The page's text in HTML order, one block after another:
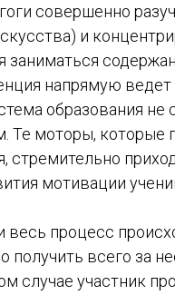
совершенно
и
заниматься
напрямую
образования не
Те моторы,
стремительно
мотивации
весь процесс
получить всего за
случае участник